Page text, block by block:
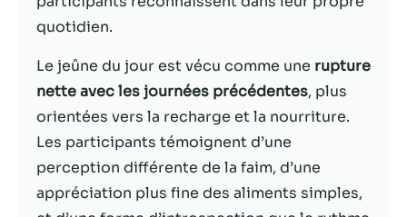
quotidien.
Le jeûne du jour est vécu comme une rupture
nette avec les journées précédentes, plus
orientées vers la recharge et la nourriture.
Les participants témoignent d’une
perception différente de la faim, d’une
appréciation plus fine des aliments simples,
fonctionnalités
Marketing
En partageant
votre
comportement
lorsque vous